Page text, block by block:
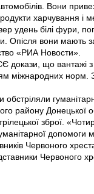
Вони
харчування і
удень білі фури,
Опісля вони мають
«РИА Новости».
докази, що вантажі
міжнародних
району Донецької
зброї.
Червоного
Червоного